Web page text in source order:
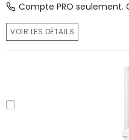
Compte PRO
VOIR LES DÉTAILS